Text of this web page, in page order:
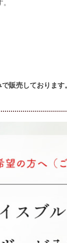
販売しております